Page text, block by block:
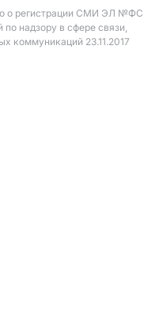
о регистрации СМИ ЭЛ №ФС
надзору в сфере связи,
коммуникаций 23.11.2017